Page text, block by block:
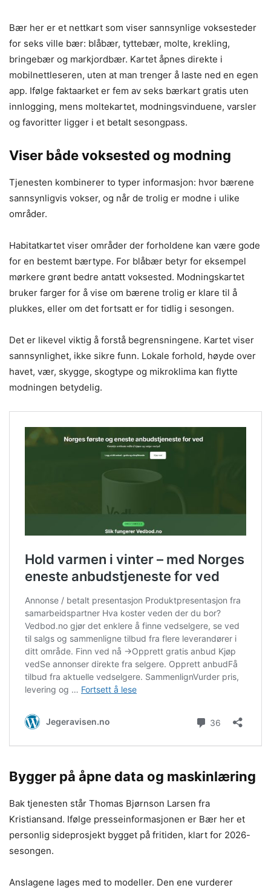
Bær her er et nettkart som viser sannsynlige voksesteder
for seks ville bær: blåbær, tyttebær, molte, krekling,
bringebær og markjordbær. Kartet åpnes direkte i
mobilnettleseren, uten at man trenger å laste ned en egen
app. Ifølge faktaarket er fem av seks bærkart gratis uten
innlogging, mens moltekartet, modningsvinduene, varsler
og favoritter ligger i et betalt sesongpass.
Viser både voksested og modning
Tjenesten kombinerer to typer informasjon: hvor bærene
sannsynligvis vokser, og når de trolig er modne i ulike
områder.
Habitatkartet viser områder der forholdene kan være gode
for en bestemt bærtype. For blåbær betyr for eksempel
mørkere grønt bedre antatt voksested. Modningskartet
bruker farger for å vise om bærene trolig er klare til å
plukkes, eller om det fortsatt er for tidlig i sesongen.
Det er likevel viktig å forstå begrensningene. Kartet viser
sannsynlighet, ikke sikre funn. Lokale forhold, høyde over
havet, vær, skygge, skogtype og mikroklima kan flytte
modningen betydelig.
Bygger på åpne data og maskinlæring
Bak tjenesten står Thomas Bjørnson Larsen fra
Kristiansand. Ifølge presseinformasjonen er Bær her et
personlig sideprosjekt bygget på fritiden, klart for 2026-
sesongen.
Anslagene lages med to modeller. Den ene vurderer